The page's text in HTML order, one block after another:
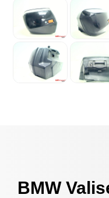
BMW